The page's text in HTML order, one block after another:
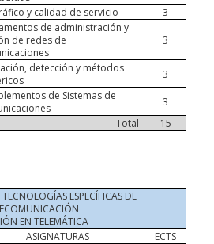
y calidad de servicio
3
de administración y
de redes de
3
detección y métodos
3
de Sistemas de
3
Total
15
ESPECÍFICAS DE
EN TELEMÁTICA
ASIGNATURAS ECTS